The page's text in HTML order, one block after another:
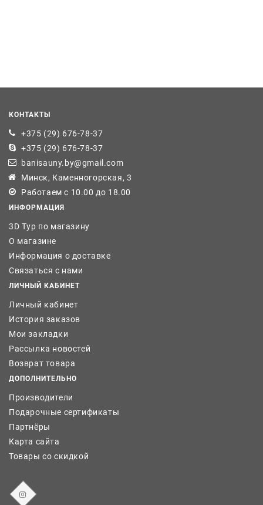
КОНТАКТЫ
+375 (29) 676-78-37
+375 (29) 676-78-37
banisauny.by@gmail.com
Минск, Каменногорская, 3
Работаем с 10.00 до 18.00
ИНФОРМАЦИЯ
3D Тур по магазину
О магазине
Информация о доставке
Связаться с нами
ЛИЧНЫЙ КАБИНЕТ
Личный кабинет
История заказов
Мои закладки
Рассылка новостей
Возврат товара
ДОПОЛНИТЕЛЬНО
Производители
Подарочные сертификаты
Партнёры
Карта сайта
Товары со скидкой